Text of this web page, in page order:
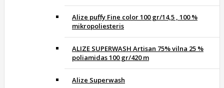
Alize puffy Fine color 100 gr/14,5 , 100 %
mikropoliesteris
ALIZE SUPERWASH Artisan 75% vilna 25 %
poliamidas 100 gr/420 m
Alize Superwash